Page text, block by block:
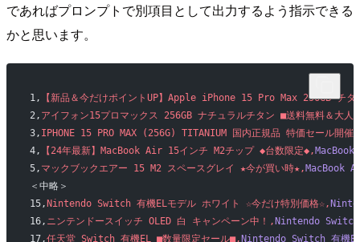
であればプロンプトで別項目として出力するよう指示できる
かと思います。
1,
【新品＆今だけポイントUP】Apple iPhone 15 Pro Max 256GB チ
2, アイフォン15プロマックス 256GB ナチュラルチタン ■送料無料＆大人
3, IPHONE 15 PRO MAX (256G) TITANIUM 国内正規品 特価セール開催
4,
【24年最新】MacBook Air 15インチ M2チップ ◆台数限定◆,
5, マックブックエアー 15 M2 スペースグレイ ★今が買い時★, MacBook
＜中略＞
15, Nintendo Switch 有機ELモデル ホワイト ☆今だけ特別価格☆,
16, ニンテンドースイッチ OLED 白 キャンペーン中！, Nintendo Switch
17,任天堂 Switch 有機EL ■数量限定セール■, Nintendo Switch 有機